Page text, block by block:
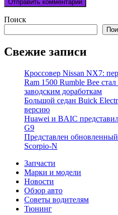
Поиск
Свежие записи
Кроссовер Nissan NX7:
Ram 1500 Rumble Bee
заводским доработкам
Большой седан Buick
версию
Huawei и BAIC
G9
Представлен
Scorpio-N
Запчасти
Марки и модели
Новости
Обзор авто
Советы водителям
Тюнинг